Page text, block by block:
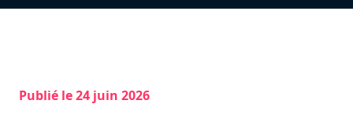
Publié le24 juin 2026